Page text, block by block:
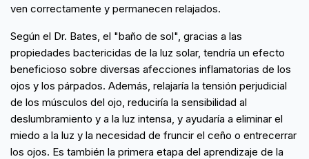
ven correctamente y permanecen relajados.
Según el Dr. Bates, el "baño de sol", gracias a las
propiedades bactericidas de la luz solar, tendría un efecto
beneficioso sobre diversas afecciones inflamatorias de los
ojos y los párpados. Además, relajaría la tensión perjudicial
de los músculos del ojo, reduciría la sensibilidad al
deslumbramiento y a la luz intensa, y ayudaría a eliminar el
miedo a la luz y la necesidad de fruncir el ceño o entrecerrar
los ojos. Es también la primera etapa del aprendizaje de la